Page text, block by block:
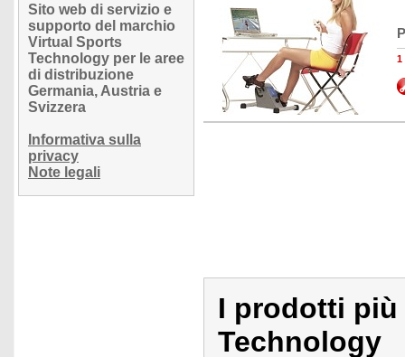
Sito web di servizio e
supporto del marchio
Virtual Sports
Technology per le aree
di distribuzione
Germania, Austria e
Svizzera
Informativa sulla
privacy
Note legali
1
I prodotti
Technology